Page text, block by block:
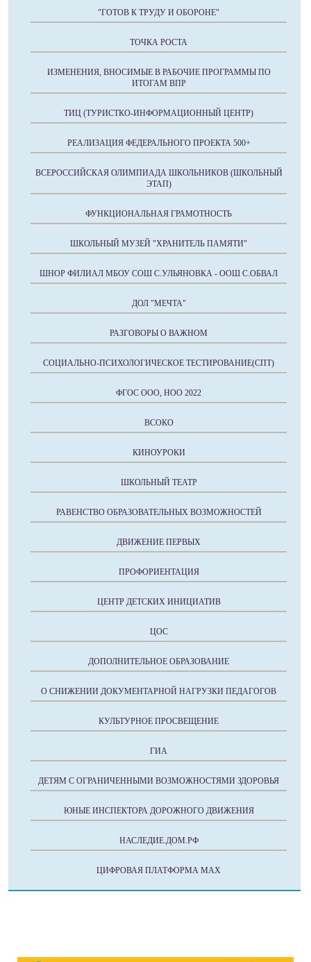
"ГОТОВ К ТРУДУ И ОБОРОНЕ"
ТОЧКА РОСТА
ИЗМЕНЕНИЯ, ВНОСИМЫЕ В РАБОЧИЕ ПРОГРАММЫ ПО
ИТОГАМ ВПР
ТИЦ (ТУРИСТКО-ИНФОРМАЦИОННЫЙ ЦЕНТР)
РЕАЛИЗАЦИЯ ФЕДЕРАЛЬНОГО ПРОЕКТА 500+
ВСЕРОССИЙСКАЯ ОЛИМПИАДА ШКОЛЬНИКОВ (ШКОЛЬНЫЙ
ЭТАП)
ФУНКЦИОНАЛЬНАЯ ГРАМОТНОСТЬ
ШКОЛЬНЫЙ МУЗЕЙ "ХРАНИТЕЛЬ ПАМЯТИ"
ШНОР ФИЛИАЛ МБОУ СОШ С.УЛЬЯНОВКА - ООШ С.ОБВАЛ
ДОЛ "МЕЧТА"
РАЗГОВОРЫ О ВАЖНОМ
СОЦИАЛЬНО-ПСИХОЛОГИЧЕСКОЕ ТЕСТИРОВАНИЕ(СПТ)
ФГОС ООО, НОО 2022
ВСОКО
КИНОУРОКИ
ШКОЛЬНЫЙ ТЕАТР
РАВЕНСТВО ОБРАЗОВАТЕЛЬНЫХ ВОЗМОЖНОСТЕЙ
ДВИЖЕНИЕ ПЕРВЫХ
ПРОФОРИЕНТАЦИЯ
ЦЕНТР ДЕТСКИХ ИНИЦИАТИВ
ЦОС
ДОПОЛНИТЕЛЬНОЕ ОБРАЗОВАНИЕ
О СНИЖЕНИИ ДОКУМЕНТАРНОЙ НАГРУЗКИ ПЕДАГОГОВ
КУЛЬТУРНОЕ ПРОСВЕЩЕНИЕ
ГИА
ДЕТЯМ С ОГРАНИЧЕННЫМИ ВОЗМОЖНОСТЯМИ ЗДОРОВЬЯ
ЮНЫЕ ИНСПЕКТОРА ДОРОЖНОГО ДВИЖЕНИЯ
НАСЛЕДИЕ.ДОМ.РФ
ЦИФРОВАЯ ПЛАТФОРМА МАХ